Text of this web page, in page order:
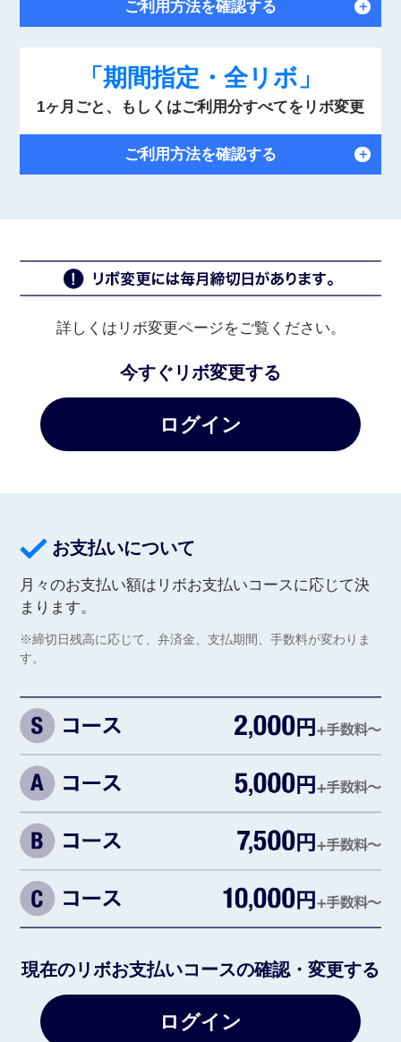
ご利用方法を確認する ＋
「期間指定・全リボ」
1ヶ月ごと、もしくはご利用分すべてをリボ変更
ご利用方法を確認する ＋
詳しくはリボ変更ページをご覧ください。
今すぐリボ変更する
ログイン
お支払いについて
月々のお支払い額はリボお支払いコースに応じて決
まります。
※締切日残高に応じて、弁済金、支払期間、手数料が変わりま
す。
現在のリボお支払いコースの確認・変更する
ログイン